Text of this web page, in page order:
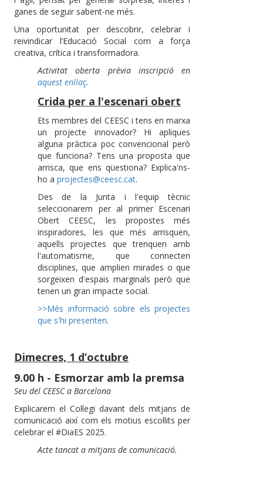
ganes de seguir sabent-ne més.
Una oportunitat per descobrir, celebrar i
reivindicar l’Educació Social com a força
creativa, crítica i transformadora.
Activitat oberta prèvia inscripció en
aquest enllaç.
Crida per a l'escenari obert
Ets membres del CEESC i tens en marxa
un projecte innovador? Hi apliques
alguna pràctica poc convencional però
que funciona? Tens una proposta que
arrisca, que ens qüestiona? Explica'ns-
ho a projectes@ceesc.cat.
Des de la Junta i l'equip tècnic
seleccionarem per al primer Escenari
Obert CEESC, les propostes més
inspiradores, les que més arrisquen,
aquells projectes que trenquen amb
l'automatisme, que connecten
disciplines, que amplien mirades o que
sorgeixen d'espais marginals però que
tenen un gran impacte social.
>>Més informació sobre els projectes
que s'hi presenten.
Dimecres, 1 d’octubre
9.00 h - Esmorzar amb la premsa
Seu del CEESC a Barcelona
Explicarem el Col·legi davant dels mitjans de
comunicació així com els motius escollits per
celebrar el #DiaES 2025.
Acte tancat a mitjans de comunicació.